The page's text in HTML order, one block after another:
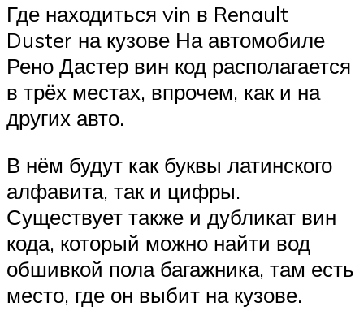
Где находиться vin в Renault
Duster на кузове На автомобиле
Рено Дастер вин код располагается
в трёх местах, впрочем, как и на
других авто.
В нём будут как буквы латинского
алфавита, так и цифры.
Существует также и дубликат вин
кода, который можно найти вод
обшивкой пола багажника, там есть
место, где он выбит на кузове.